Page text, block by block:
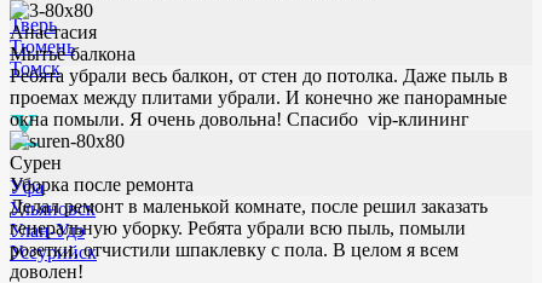
Тверь
Тюмень
Томск
У
Уфа
Ульяновск
Улан-Удэ
Уссурийск
Анастасия
Мытьё балкона
Ребята убрали весь балкон, от стен до потолка. Даже пыль в
проемах между плитами убрали. И конечно же панорамные
окна помыли. Я очень довольна! Спасибо vip-клининг
Сурен
Уборка после ремонта
Делал ремонт в маленькой комнате, после решил заказать
генеральную уборку. Ребята убрали всю пыль, помыли
розетки, отчистили шпаклевку с пола. В целом я всем
доволен!